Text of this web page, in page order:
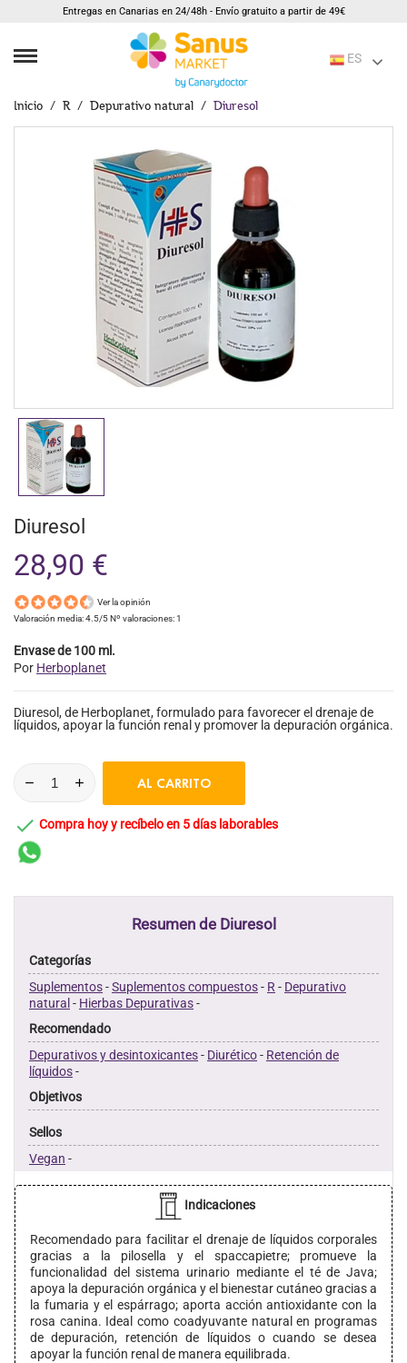
Entregas en Canarias en 24/48h - Envío gratuito a partir de 49€
ES
Inicio R Depurativo natural Diuresol
Diuresol
28,90 €
Ver la opinión
Valoración media:4.5/5 Nº valoraciones:1
Envase de 100 ml.
Por Herboplanet
Diuresol, de Herboplanet, formulado para favorecer el drenaje de
líquidos, apoyar la función renal y promover la depuración orgánica.
AL CARRITO
 Compra hoy y recíbelo en 5 días laborables
Resumen de Diuresol
Categorías
Suplementos-Suplementos compuestos- R- Depurativo
natural - Hierbas Depurativas-
Recomendado
Depurativos y desintoxicantes- Diurético- Retención de
líquidos-
Objetivos
Sellos
Vegan -
Indicaciones
Recomendado para facilitar el drenaje de líquidos corporales
gracias a la pilosella y el spaccapietre; promueve la
funcionalidad del sistema urinario mediante el té de Java;
apoya la depuración orgánica y el bienestar cutáneo gracias a
la fumaria y el espárrago; aporta acción antioxidante con la
rosa canina. Ideal como coadyuvante natural en programas
de depuración, retención de líquidos o cuando se desea
apoyar la función renal de manera equilibrada.